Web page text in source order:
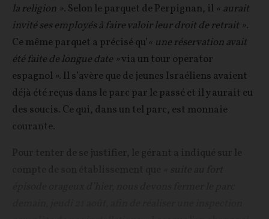
la religion ». Selon le parquet de Perpignan, il « aurait
invité ses employés à faire valoir leur droit de retrait ».
Ce même parquet a précisé qu’« une réservation avait
été faite de longue date »via un tour operator
espagnol ». Il s’avère que de jeunes Israéliens avaient
déjà été reçus dans le parc par le passé et il y aurait eu
des soucis. Ce qui, dans un tel parc, est monnaie
courante.